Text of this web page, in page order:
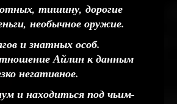
тишину, дорогие
необычное оружие.
и знатных особ.
Айлин к данным
негативное.
и находиться под чьим-